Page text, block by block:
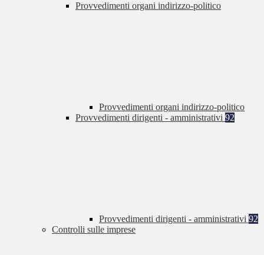
Provvedimenti organi indirizzo-politico
Provvedimenti organi indirizzo-politico
Provvedimenti dirigenti - amministrativi 92
Provvedimenti dirigenti - amministrativi 92
Controlli sulle imprese